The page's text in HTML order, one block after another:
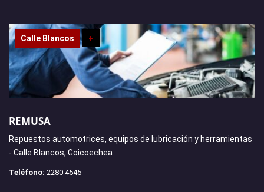
Calle Blancos +
REMUSA
Repuestos automotrices, equipos de lubricación y herramientas
- Calle Blancos, Goicoechea
Teléfono: 2280 4545